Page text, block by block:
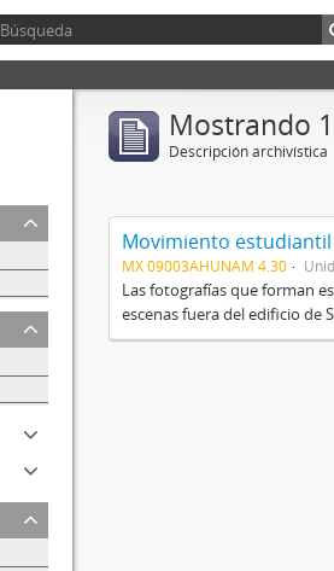
1
Mostrando
Descripción archivística
Movimiento estudiantil
MX 09003AHUNAM 4.30
Las fotografías que forman
escenas fuera del edificio de